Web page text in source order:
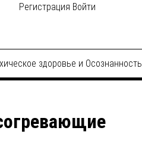
Регистрация Войти
здоровье и Осознанность